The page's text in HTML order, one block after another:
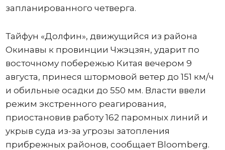
запланированного четверга.
Тайфун «Долфин», движущийся из района
Окинавы к провинции Чжэцзян, ударит по
восточному побережью Китая вечером 9
августа, принеся штормовой ветер до 151 км/ч
и обильные осадки до 550 мм. Власти ввели
режим экстренного реагирования,
приостановив работу 162 паромных линий и
укрыв суда из-за угрозы затопления
прибрежных районов, сообщает Bloomberg.